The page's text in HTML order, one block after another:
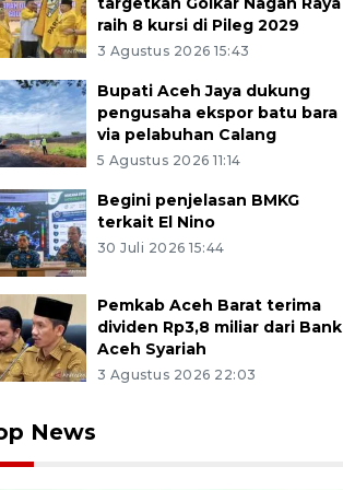
raih 8 kursi di Pileg 2029
3 Agustus 2026 15:43
Bupati Aceh Jaya dukung
pengusaha ekspor batu bara
via pelabuhan Calang
5 Agustus 2026 11:14
Begini penjelasan BMKG
terkait El Nino
30 Juli 2026 15:44
Pemkab Aceh Barat terima
dividen Rp3,8 miliar dari Bank
Aceh Syariah
3 Agustus 2026 22:03
News